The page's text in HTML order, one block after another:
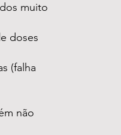
muito
doses
(falha
não